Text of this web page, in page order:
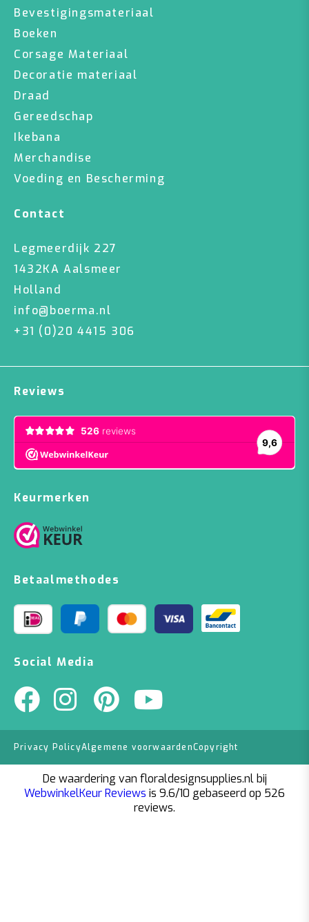
Bevestigingsmateriaal
Boeken
Corsage Materiaal
Decoratie materiaal
Draad
Gereedschap
Ikebana
Merchandise
Voeding en Bescherming
Contact
Legmeerdijk 227
1432KA Aalsmeer
Holland
info@boerma.nl
+31 (0)20 4415 306
Reviews
Keurmerken
Betaalmethodes
Social Media
Privacy PolicyAlgemene voorwaardenCopyright
De waardering van floraldesignsupplies.nl bij
WebwinkelKeur Reviews is 9.6/10 gebaseerd op 526
reviews.